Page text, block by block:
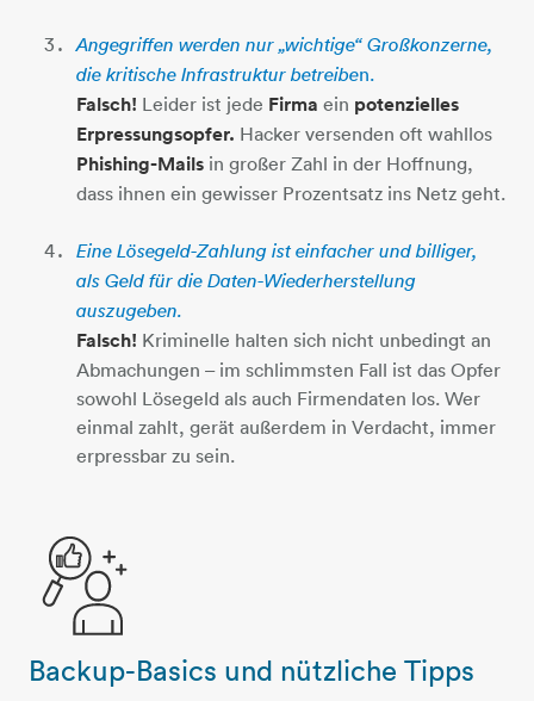
Angegriffen werden nur „wichtige“ Großkonzerne,
die kritische Infrastruktur betreiben.
Falsch! Leider ist jede Firma ein potenzielles
Erpressungsopfer. Hacker versenden oft wahllos
Phishing-Mails in großer Zahl in der Hoffnung,
dass ihnen ein gewisser Prozentsatz ins Netz geht.
Eine Lösegeld-Zahlung ist einfacher und billiger,
als Geld für die Daten-Wiederherstellung
auszugeben.
Falsch! Kriminelle halten sich nicht unbedingt an
Abmachungen – im schlimmsten Fall ist das Opfer
sowohl Lösegeld als auch Firmendaten los. Wer
einmal zahlt, gerät außerdem in Verdacht, immer
erpressbar zu sein.
person-lupe-daumen
Backup-Basics und nützliche Tipps